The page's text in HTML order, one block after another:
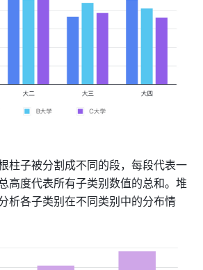
柱子被分割成不同的段，每段代表一
高度代表所有子类别数值的总和。堆
析各子类别在不同类别中的分布情